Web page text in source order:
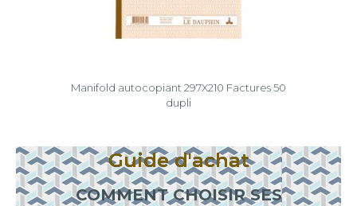
Manifold autocopiant 297X210 Factures 50
dupli
Guide d'achat
COMMENT CHOISIR SES